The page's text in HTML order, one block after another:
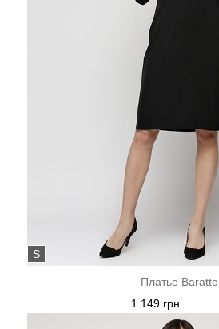
S
Платье Baratto
1 149 грн.